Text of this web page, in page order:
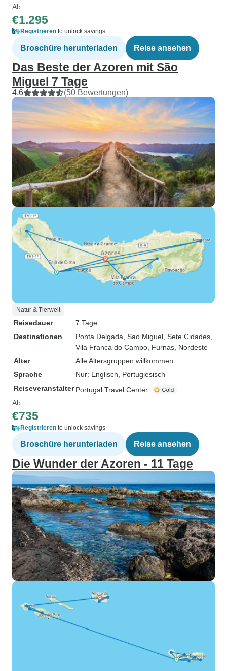
Ab
€1.295
Registrieren to unlock savings
Broschüre herunterladen Reise ansehen
Das Beste der Azoren mit São
Miguel 7 Tage
4,6 (50 Bewertungen)
Natur & Tierwelt
Reisedauer
7 Tage
Destinationen
Ponta Delgada , Sao Miguel , Sete Cidades
Vila Franca do Campo , Furnas , Nordeste
Alter
Alle Altersgruppen willkommen
Sprache
Nur: Englisch, Portugiesisch
Reiseveranstalter Portugal Travel Center
Ab
€735
Registrieren to unlock savings
Broschüre herunterladen Reise ansehen
Die Wunder der Azoren - 11 Tage